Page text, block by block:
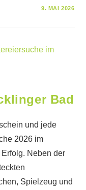
9. MAI 2026
Bad
und jede
2026 im
Neben der
Spielzeug und